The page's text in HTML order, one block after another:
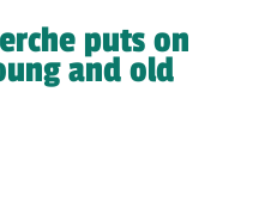
puts on
and old